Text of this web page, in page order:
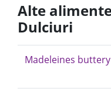
Alte
Dulciuri
Madeleines